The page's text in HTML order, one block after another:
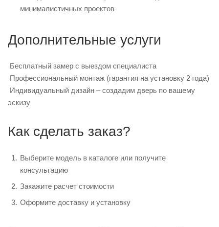
минималистичных проектов
Дополнительные услуги
Бесплатный замер с выездом специалиста
Профессиональный монтаж (гарантия на установку 2 года)
Индивидуальный дизайн – создадим дверь по вашему
эскизу
Как сделать заказ?
Выберите модель в каталоге или получите
консультацию
Закажите расчет стоимости
Оформите доставку и установку